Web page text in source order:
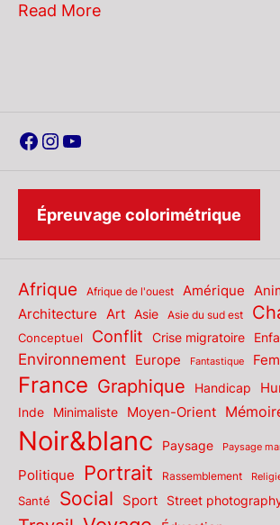
Read More
Facebook
Instagram
YouTube
Épreuvage colorimétrique
Afrique Afrique de l'ouest Amérique
Architecture
Art Asie Asie du sud est
Conceptuel Conflit Crise migratoire
Environnement Europe Fantastique
France Graphique Handicap
Inde Minimaliste Moyen-Orient
Noir&blanc Paysage Paysage
Politique Portrait Rassemblement
Santé Social Sport Street